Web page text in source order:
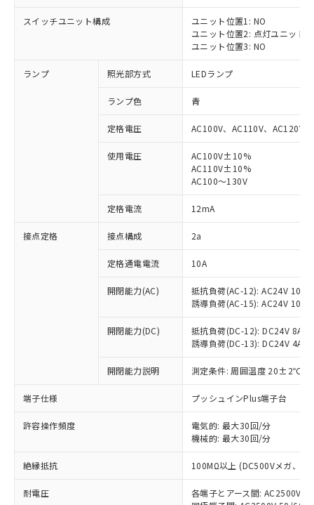
スイッチユニット構成
ユニット位置1: NO
ユニット位置2: 点灯ユニット
ユニット位置3: NO
ランプ 照光部方式 LEDランプ
ランプ色 青
定格電圧 AC100V、AC110V、AC120V
使用電圧
AC100V±10%
AC110V±10%
AC100～130V
定格電流 12mA
接点定格 接点構成 2a
定格通電電流 10A
開閉能力(AC)
抵抗負荷(AC-12): AC24V 10A/
誘導負荷(AC-15): AC24V
開閉能力(DC)
抵抗負荷(DC-12): DC24V 8A/
誘導負荷(DC-13): DC24V 4A/
開閉能力説明 測定条件: 周囲温度 20±2℃、
端子仕様 プッシュインPlus端子台
許容操作頻度
電気的: 最大30回/分
機械的: 最大30回/分
絶縁抵抗 100MΩ以上 (DC500Vメガ、点
耐電圧
各端子とアース間: AC2500V
ご利用条件
以下の条件をお読みいただき、同意のうえ
本サービスは、当社制御機器事業取扱
商品の当社在庫状況および標準価格
(税抜)を提供させていただくもので
当社制御機器事業取扱商品の中には、
本サービスの対象外となる商品もある
ことをご了承ください。
在庫状況および標準価格照会結果は、
記載している更新日時点での社内デー
タに基づき作成されるものであり、閲
準価格とは異なる場合があることをご
対応済み：EU RoHS指令（10物質）の
非含有に対応した製品が提供可能な商品で
対応予定：EU RoHS指令（10物質）の非含
有に対応した製品に切り替える予定のある
対応予定なし：EU RoHS指令（10物質）の
非含有に非対応の商品で、対応品を出す予
調査・確認中：EU RoHS指令（10物質）の
非含有の対応状況を調査中または確認中の
非該当品：ライセンス料など無形物で、有
害物質有無と関係のない商品です。
仕入先様の事情により、非含有部品として
いたものが、含有品と判明した場合などや
むを得ず変更することがあります。
*EU RoHS指令（10物質）：
鉛(Pb) 1000ppm以下、 水銀(Hg) 1000ppm以下、 カド
六価クロム(Cr(Ⅵ)) 1000ppm以下、ポリ臭化ビフェニル
「○」：最大均質材料含有率が中国RoHSの
基準値以下であることを示します。
「×」：最大均質材料含有率が中国RoHSの
基準値を超えていることを示します。
「－」：未確認です。当社販売部門へお問
当社は、これら貴社製品のうち、外国
為替および外国貿易法に定める商品
（以下｢規制貨物等」という）を輸出
または国外への提供する場合は、日本
国政府の輸出許可(または役務取引許
可)を取得するなどの必要な手続きを